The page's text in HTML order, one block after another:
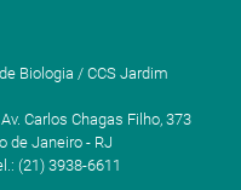
Biologia / CCS Jardim
Carlos Chagas Filho, 373
de Janeiro - RJ
(21) 3938-6611